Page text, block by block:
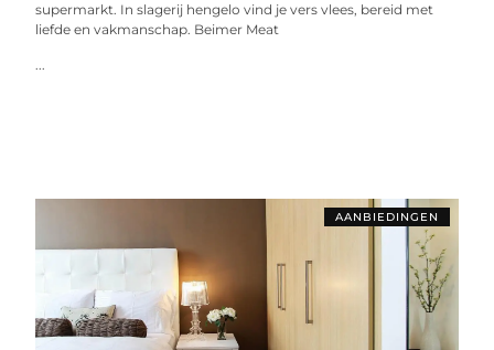
supermarkt. In slagerij hengelo vind je vers vlees, bereid met
liefde en vakmanschap. Beimer Meat
...
AANBIEDINGEN